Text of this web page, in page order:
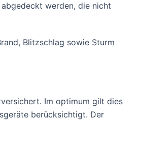
werden, die nicht
Blitzschlag sowie Sturm
Im optimum gilt dies
berücksichtigt. Der